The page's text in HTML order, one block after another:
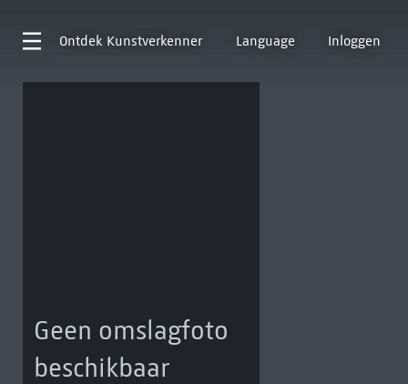
Ontdek Kunstverkenner Language Inloggen
Geen omslagfoto
beschikbaar